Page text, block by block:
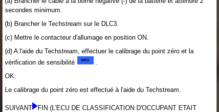
secondes minimum.
(b) Brancher le Techstream sur le DLC3.
(c) Mettre le contacteur d'allumage en position ON.
(d) A l'aide du Techstream, effectuer le calibrage du point zéro et la
vérification de sensibilité
OK:
Le calibrage du point zéro est effectué à l'aide du Techstream.
SUIVANT
FIN (L'ECU DE CLASSIFICATION D'OCCUPANT ETAIT